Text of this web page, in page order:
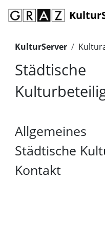
KulturServer
Städtische
Allgemeines
Städtische
Kontakt